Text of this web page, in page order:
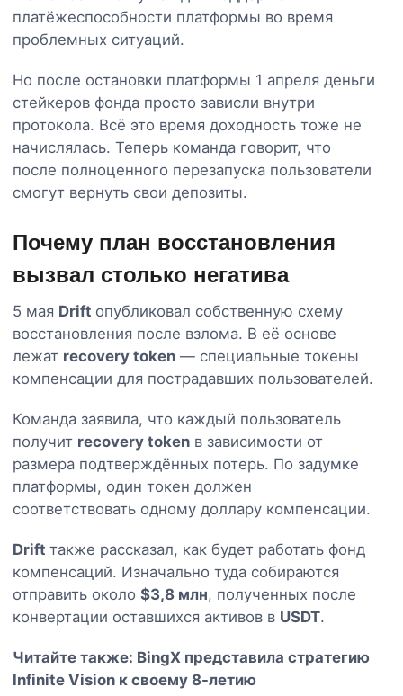
платёжеспособности платформы во время
проблемных ситуаций.
Но после остановки платформы 1 апреля деньги
стейкеров фонда просто зависли внутри
протокола. Всё это время доходность тоже не
начислялась. Теперь команда говорит, что
после полноценного перезапуска пользователи
смогут вернуть свои депозиты.
Почему план восстановления
вызвал столько негатива
5 мая Drift опубликовал собственную схему
восстановления после взлома. В её основе
лежат recovery token — специальные токены
компенсации для пострадавших пользователей.
Команда заявила, что каждый пользователь
получит recovery token в зависимости от
размера подтверждённых потерь. По задумке
платформы, один токен должен
соответствовать одному доллару компенсации.
Drift также рассказал, как будет работать фонд
компенсаций. Изначально туда собираются
отправить около $3,8 млн, полученных после
конвертации оставшихся активов в USDT.
Читайте также: BingX представила стратегию
Infinite Vision к своему 8-летию